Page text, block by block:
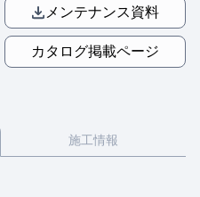
メンテナンス資料
カタログ掲載ページ
施工情報